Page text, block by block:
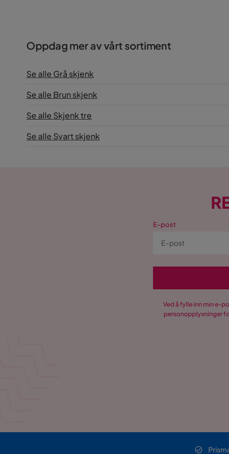
Oppdag mer av vårt sortiment
Se alle Grå skjenk
Se alle Brun skjenk
Se alle Skjenk tre
Se alle Svart skjenk
E-post
Ved å fylle inn min e-
personopplysninger